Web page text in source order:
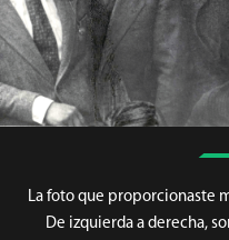
La foto que proporcionaste
De izquierda a derecha,